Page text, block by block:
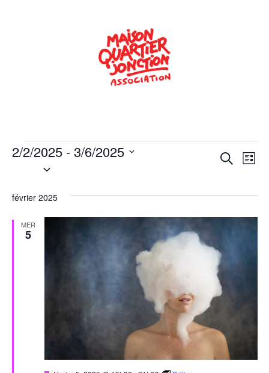
de
vues
Recherche
Liste
2/2/2025 - 3/6/2025
Sélectionnez
février 2025
MER
5